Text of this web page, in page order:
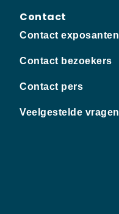
Contact
Contact exposanten
Contact bezoekers
Contact pers
Veelgestelde vragen